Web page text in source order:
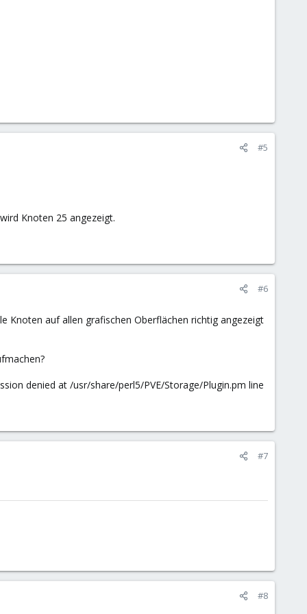
#5
Knoten 25 angezeigt.
#6
Knoten auf allen grafischen Oberflächen richtig angezeigt
denied at /usr/share/perl5/PVE/Storage/Plugin.pm line
#7
#8